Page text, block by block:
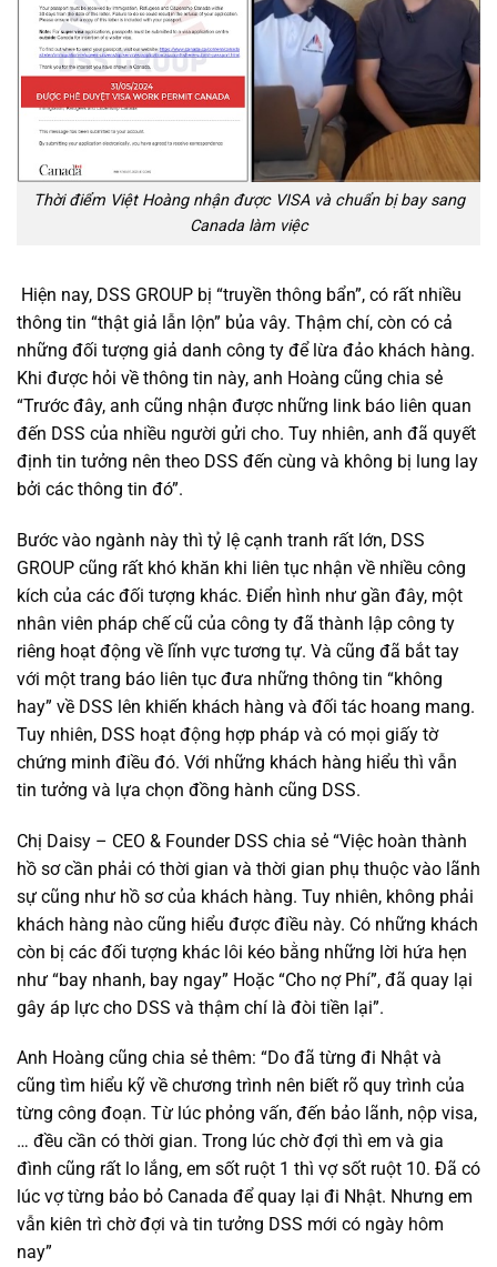
Thời điểm Việt Hoàng nhận được VISA và chuẩn bị bay sang
Canada làm việc
Hiện nay, DSS GROUP bị “truyền thông bẩn”, có rất nhiều
thông tin “thật giả lẫn lộn” bủa vây. Thậm chí, còn có cả
những đối tượng giả danh công ty để lừa đảo khách hàng.
Khi được hỏi về thông tin này, anh Hoàng cũng chia sẻ
“Trước đây, anh cũng nhận được những link báo liên quan
đến DSS của nhiều người gửi cho. Tuy nhiên, anh đã quyết
định tin tưởng nên theo DSS đến cùng và không bị lung lay
bởi các thông tin đó”.
Bước vào ngành này thì tỷ lệ cạnh tranh rất lớn, DSS
GROUP cũng rất khó khăn khi liên tục nhận về nhiều công
kích của các đối tượng khác. Điển hình như gần đây, một
nhân viên pháp chế cũ của công ty đã thành lập công ty
riêng hoạt động về lĩnh vực tương tự. Và cũng đã bắt tay
với một trang báo liên tục đưa những thông tin “không
hay” về DSS lên khiến khách hàng và đối tác hoang mang.
Tuy nhiên, DSS hoạt động hợp pháp và có mọi giấy tờ
chứng minh điều đó. Với những khách hàng hiểu thì vẫn
tin tưởng và lựa chọn đồng hành cũng DSS.
Chị Daisy – CEO & Founder DSS chia sẻ “Việc hoàn thành
hồ sơ cần phải có thời gian và thời gian phụ thuộc vào lãnh
sự cũng như hồ sơ của khách hàng. Tuy nhiên, không phải
khách hàng nào cũng hiểu được điều này. Có những khách
còn bị các đối tượng khác lôi kéo bằng những lời hứa hẹn
như “bay nhanh, bay ngay” Hoặc “Cho nợ Phí”, đã quay lại
gây áp lực cho DSS và thậm chí là đòi tiền lại”.
Anh Hoàng cũng chia sẻ thêm: “Do đã từng đi Nhật và
cũng tìm hiểu kỹ về chương trình nên biết rõ quy trình của
từng công đoạn. Từ lúc phỏng vấn, đến bảo lãnh, nộp visa,
… đều cần có thời gian. Trong lúc chờ đợi thì em và gia
đình cũng rất lo lắng, em sốt ruột 1 thì vợ sốt ruột 10. Đã có
lúc vợ từng bảo bỏ Canada để quay lại đi Nhật. Nhưng em
vẫn kiên trì chờ đợi và tin tưởng DSS mới có ngày hôm
nay”